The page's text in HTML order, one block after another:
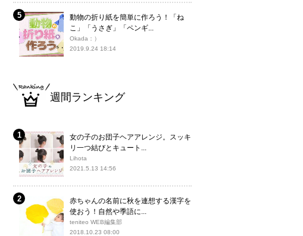
動物の折り紙を簡単に作ろう！「ね
こ」「うさぎ」「ペンギ...
Okada：）
2019.9.24 18:14
週間ランキング
女の子のお団子ヘアアレンジ。スッキ
リ一つ結びとキュート...
Lihota
2021.5.13 14:56
赤ちゃんの名前に秋を連想する漢字を
使おう！自然や季語に...
teniteo WEB編集部
2018.10.23 08:00